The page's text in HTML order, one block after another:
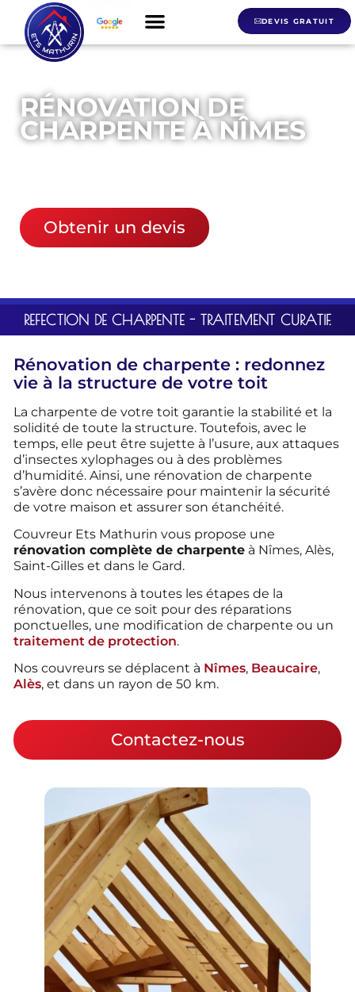
DEVIS GRATUIT
RÉNOVATION DE
CHARPENTE À NÎMES
Obtenir un devis
REFECTION DE CHARPENTE - TRAITEMENT CURATIF.
Rénovation de charpente : redonnez
vie à la structure de votre toit
La charpente de votre toit garantie la stabilité et la
solidité de toute la structure. Toutefois, avec le
temps, elle peut être sujette à l’usure, aux attaques
d’insectes xylophages ou à des problèmes
d’humidité. Ainsi, une rénovation de charpente
s’avère donc nécessaire pour maintenir la sécurité
de votre maison et assurer son étanchéité.
Couvreur Ets Mathurin vous propose une
rénovation complète de charpente à Nîmes, Alès,
Saint-Gilles et dans le Gard.
Nous intervenons à toutes les étapes de la
rénovation, que ce soit pour des réparations
ponctuelles, une modification de charpente ou un
traitement de protection.
Nos couvreurs se déplacent à Nîmes, Beaucaire,
Alès, et dans un rayon de 50 km.
Contactez-nous